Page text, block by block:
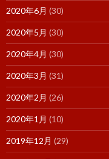
2020年6月 (30)
2020年5月 (30)
2020年4月 (30)
2020年3月 (31)
2020年2月 (26)
2020年1月 (10)
2019年12月 (29)